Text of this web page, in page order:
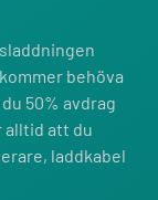
behöva
50% avdrag
alltid att du
laddkabel